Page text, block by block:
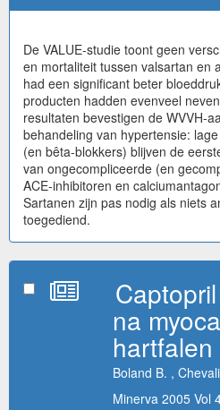
De VALUE-studie toont geen
en mortaliteit tussen valsartan en
had een significant beter
producten hadden evenveel
resultaten bevestigen de WVVH-
behandeling van hypertensie:
(en bêta-blokkers) blijven de
van ongecompliceerde (en
ACE-inhibitoren en
Sartanen zijn pas nodig als niets
toegediend.
na
hartfalen
Boland B. ,
Minerva 2005 Vol